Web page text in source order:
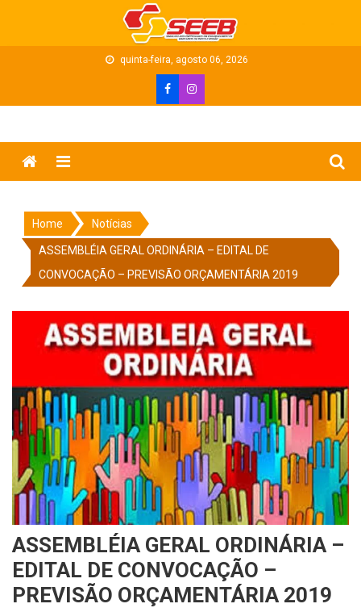
content
quinta-feira, agosto 06, 2026
Menu
Home Notícias
ASSEMBLÉIA GERAL ORDINÁRIA – EDITAL DE
CONVOCAÇÃO – PREVISÃO ORÇAMENTÁRIA 2019
ASSEMBLÉIA GERAL ORDINÁRIA –
EDITAL DE CONVOCAÇÃO –
PREVISÃO ORÇAMENTÁRIA 2019